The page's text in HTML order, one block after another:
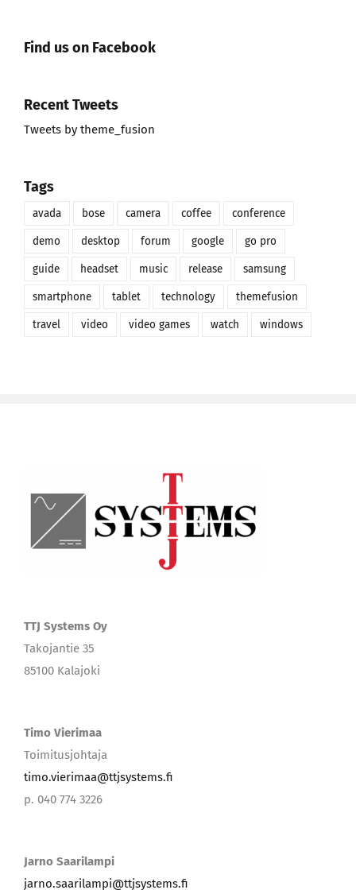
Find us on Facebook
Recent Tweets
Tweets by theme_fusion
Tags
avada bose camera coffee conference
demo desktop forum google go pro
guide headset music release samsung
smartphone tablet technology themefusion
travel video video games watch windows
TTJ Systems Oy
Takojantie 35
85100 Kalajoki
Timo Vierimaa
Toimitusjohtaja
timo.vierimaa@ttjsystems.fi
p. 040 774 3226
Jarno Saarilampi
jarno.saarilampi@ttjsystems.fi